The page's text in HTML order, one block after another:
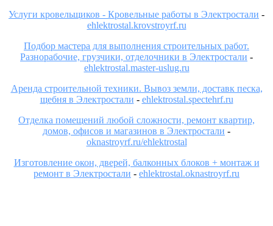
Услуги кровельщиков - Кровельные работы в Электростали -
ehlektrostal.krovstroyrf.ru
Подбор мастера для выполнения строительных работ.
Разнорабочие, грузчики, отделочники в Электростали -
ehlektrostal.master-uslug.ru
Аренда строительной техники. Вывоз земли, доставк песка,
щебня в Электростали - ehlektrostal.spectehrf.ru
Отделка помещений любой сложности, ремонт квартир,
домов, офисов и магазинов в Электростали -
oknastroyrf.ru/ehlektrostal
Изготовление окон, дверей, балконных блоков + монтаж и
ремонт в Электростали - ehlektrostal.oknastroyrf.ru